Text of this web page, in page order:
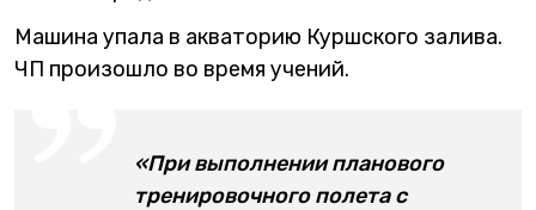
Машина упала в акваторию Куршского залива.
ЧП произошло во время учений.
«При выполнении планового
тренировочного полета с